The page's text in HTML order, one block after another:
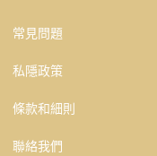
常見問題
私隱政策
條款和細則
聯絡我們